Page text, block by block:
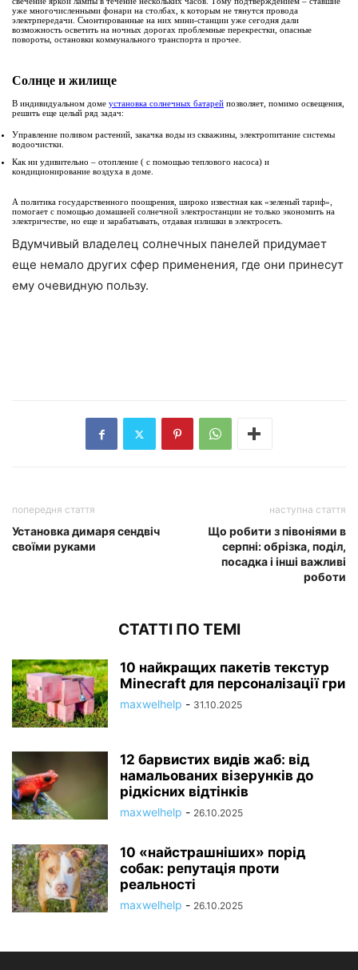
уже многочисленными фонари на столбах, к которым не тянутся провода
электрпередачи. Смонтированные на них мини-станции уже сегодня дали
возможность осветить на ночных дорогах проблемные перекрестки, опасные
повороты, остановки коммунального транспорта и прочее.
Солнце и жилище
В индивидуальном доме установка солнечных батарей позволяет, помимо освещения,
решить еще целый ряд задач:
Управление поливом растений, закачка воды из скважины, электропитание системы
водоочистки.
Как ни удивительно – отопление ( с помощью теплового насоса) и
кондиционирование воздуха в доме.
А политика государственного поощрения, широко известная как «зеленый тариф»,
помогает с помощью домашней солнечной электростанции не только экономить на
электричестве, но еще и зарабатывать, отдавая излишки в электросеть.
Вдумчивый владелец солнечных панелей придумает
еще немало других сфер применения, где они принесут
ему очевидную пользу.
попередня стаття
Установка димаря сендвіч
своїми руками
наступна стаття
Що робити з півоніями в
серпні: обрізка, поділ,
посадка і інші важливі
роботи
СТАТТІ ПО ТЕМІ
10 найкращих пакетів текстур
Minecraft для персоналізації гри
maxwelhelp - 31.10.2025
12 барвистих видів жаб: від
намальованих візерунків до
рідкісних відтінків
maxwelhelp - 26.10.2025
10 «найстрашніших» порід
собак: репутація проти
реальності
maxwelhelp - 26.10.2025